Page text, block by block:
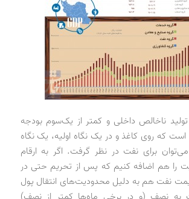
ناخالص داخلی و کمتر از یک‌سوم بودجه
که روی کاغذ و در یک نگاه اولیه، یک نگاه
برای نفت در نظر گرفت. اگر به ارقام
را هم اضافه کنیم که پس از تحریم حتی در
نفت هم به دلیل محدودیت‌های انتقال پول